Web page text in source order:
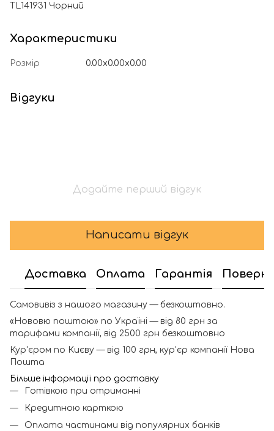
TL141931 Чорний
Характеристики
Розмір 0.00x0.00x0.00
Відгуки
Додайте перший відгук
Написати відгук
Доставка Оплата Гарантія
Самовивіз з нашого магазину — безкоштовно.
«Нововю поштою» по Україні — від 80 грн за
тарифами компанії, від 2500 грн безкоштовно
Кур'єром по Києву — від 100 грн, кур'єр компанії Нова
Пошта
Більше інформації про доставку
Готівкою при отриманні
Кредитною карткою
Оплата частинами від популярних банків